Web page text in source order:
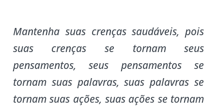
Mantenha suas crenças saudáveis, pois
suas crenças se tornam seus
pensamentos, seus pensamentos se
tornam suas palavras, suas palavras se
tornam suas ações, suas ações se tornam